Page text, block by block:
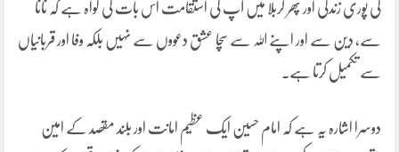
کی پوری زندگی اور پھر کربلا میں آپ کی استقامت اس بات کی گواہ ہے کہ نانا
سے، دین سے اور اپنے اللہ سے سچا عشق دعووں سے نہیں بلکہ وفا اور قربانیاں
سے تکمیل کرتا ہے۔
دوسرا اشارہ یہ ہے کہ امام حسین ایک عظیم امانت اور بلند مقصد کے امین